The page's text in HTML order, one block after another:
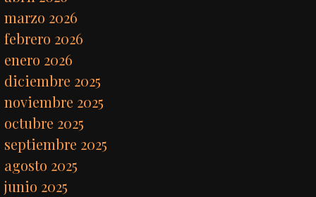
marzo 2026
febrero 2026
enero 2026
diciembre 2025
noviembre 2025
octubre 2025
septiembre 2025
agosto 2025
junio 2025